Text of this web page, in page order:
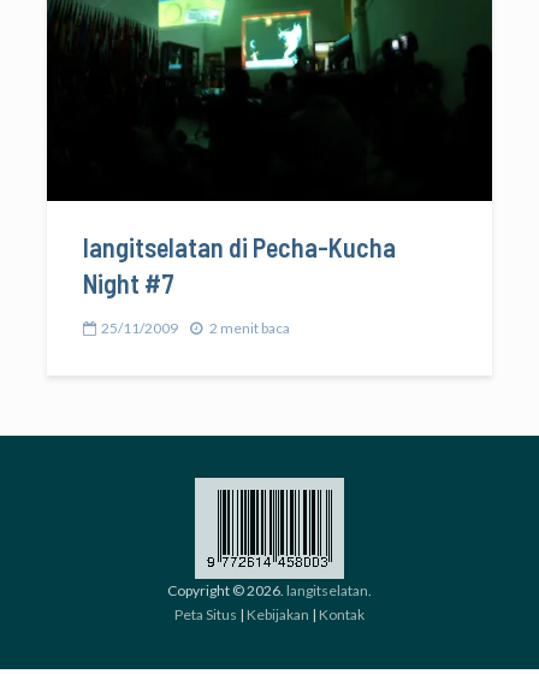
langitselatan di Pecha-Kucha
Night #7
25/11/2009 2 menit baca
Copyright © 2026. langitselatan
Peta Situs | Kebijakan | Kontak